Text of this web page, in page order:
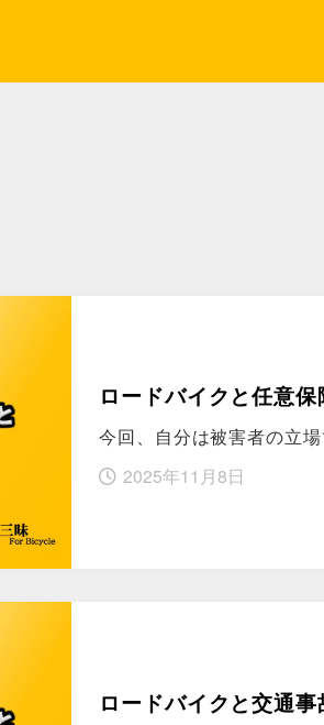
ロードバイクと任意保
今回、自分は被害者の立
2025年11月8日
ロードバイクと交通事